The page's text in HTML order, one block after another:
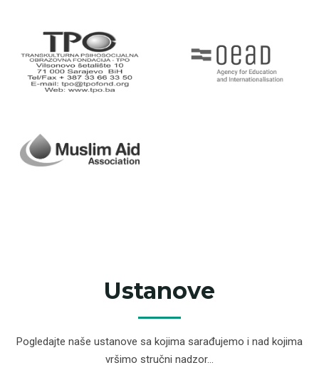
Ustanove
Pogledajte naše ustanove sa kojima sarađujemo i nad kojima
vršimo stručni nadzor...